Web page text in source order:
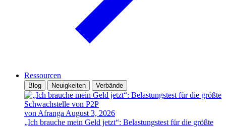
Ressourcen
Blog Neuigkeiten Verbände
von Afranga August 3, 2026
„Ich brauche mein Geld jetzt“: Belastungstest für die größte